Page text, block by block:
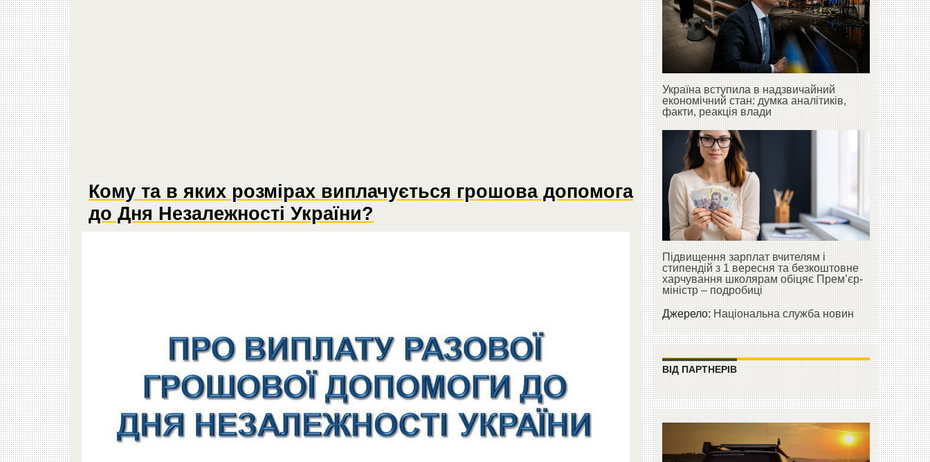
Кому та в яких розмірах виплачується грошова допомога
до Дня Незалежності України?
Україна вступила в надзвичайний
економічний стан: думка аналітиків,
факти, реакція влади
Підвищення зарплат вчителям і
стипендій з 1 вересня та безкоштовне
харчування школярам обіцяє Прем’єр-
міністр – подробиці
Джерело:Національна служба новин
ВІД ПАРТНЕРІВ